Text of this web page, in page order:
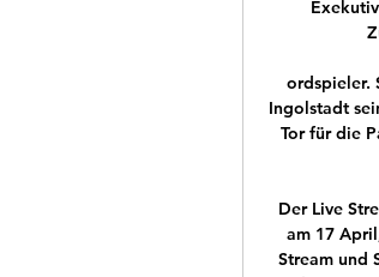
ordspieler.
Ingolstadt
Tor für die
Der Live
am 17
Stream und